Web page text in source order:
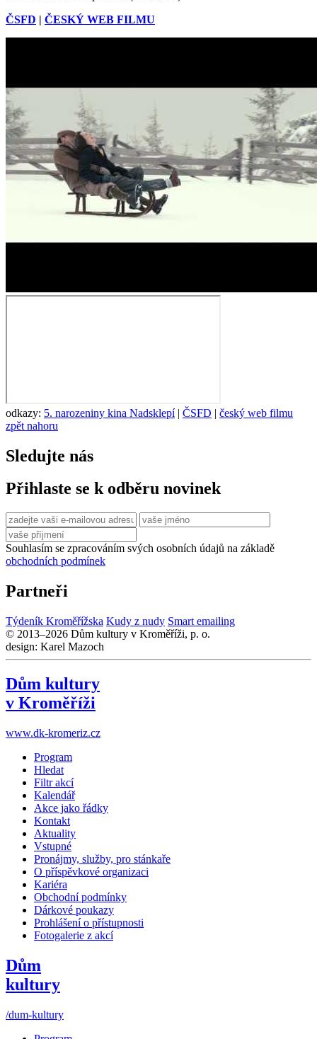
ČSFD | ČESKÝ WEB FILMU
odkazy: 5. narozeniny kina Nadsklepí| ČSFD | český web filmu
zpět nahoru
Sledujte nás
Přihlaste se k odběru novinek
Souhlasím se zpracováním svých osobních údajů na základě
obchodních podmínek
Partneři
Týdeník Kroměřížska Kudy z nudy Smart emailing
© 2013–2026 Dům kultury v Kroměříži, p. o.
design: Karel Mazoch
Dům kultury
v Kroměříži
www.dk-kromeriz.cz
Program
Hledat
Filtr akcí
Kalendář
Akce jako řádky
Kontakt
Aktuality
Vstupné
Pronájmy, služby, pro stánkaře
O příspěvkové organizaci
Kariéra
Obchodní podmínky
Dárkové poukazy
Prohlášení o přístupnosti
Fotogalerie z akcí
Dům
kultury
/dum-kultury